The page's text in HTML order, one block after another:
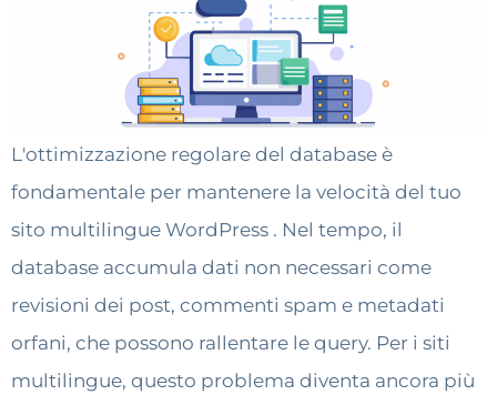
L'ottimizzazione regolare del database è
fondamentale per mantenere la velocità del tuo
sito multilingue WordPress . Nel tempo, il
database accumula dati non necessari come
revisioni dei post, commenti spam e metadati
orfani, che possono rallentare le query. Per i siti
multilingue, questo problema diventa ancora più